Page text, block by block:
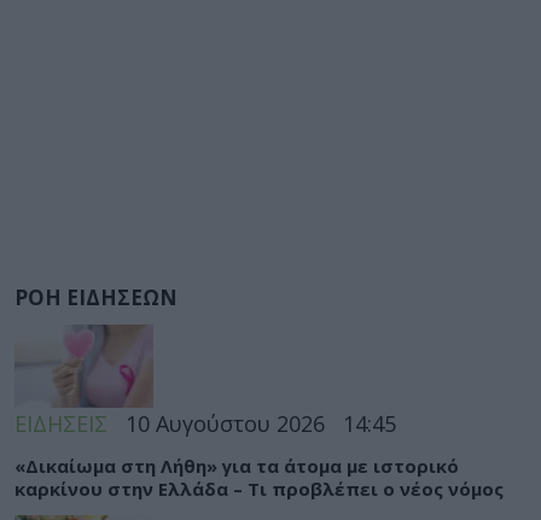
ΡΟΗ ΕΙΔΗΣΕΩΝ
ΕΙΔΗΣΕΙΣ 10 Αυγούστου 2026 14:45
«Δικαίωμα στη Λήθη» για τα άτομα με ιστορικό
καρκίνου στην Ελλάδα – Τι προβλέπει ο νέος νόμος